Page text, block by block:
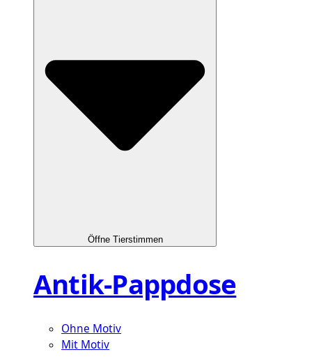
Öffne Tierstimmen
Antik-Pappdose
Ohne Motiv
Mit Motiv